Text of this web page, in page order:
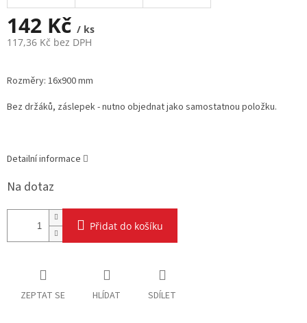
142 Kč / ks
117,36 Kč bez DPH
cena:
Rozměry: 16x900 mm
Bez držáků, záslepek - nutno objednat jako samostatnou položku.
Detailní informace
Na dotaz
Přidat do košíku
ZEPTAT SE HLÍDAT SDÍLET